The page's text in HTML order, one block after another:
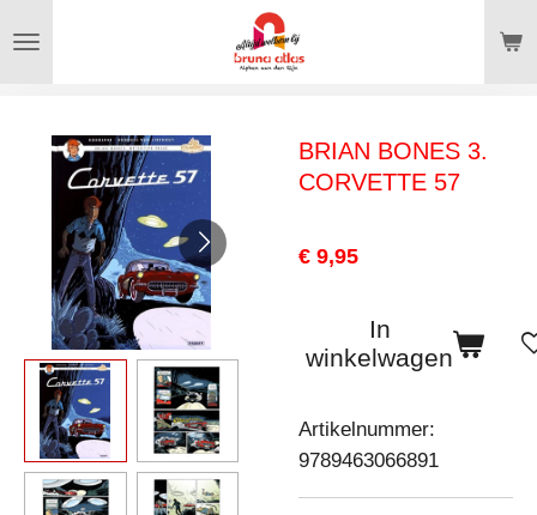
direct
hoofdinhoud
BRIAN BONES 3.
CORVETTE 57
€ 9,95
In
winkelwagen
Artikelnummer:
9789463066891